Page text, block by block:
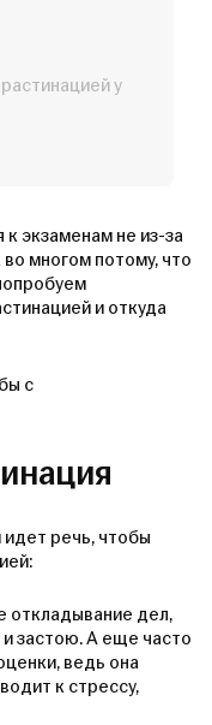
у
экзаменам не из-за
во многом потому, что
и откуда
речь, чтобы
откладывание дел,
застою. А еще часто
ведь она
к стрессу,